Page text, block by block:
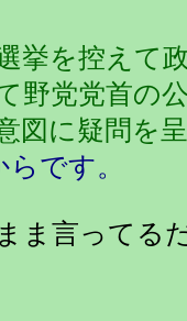
挙を控えて
野党党首の
図に疑問を
です。
ま言ってる